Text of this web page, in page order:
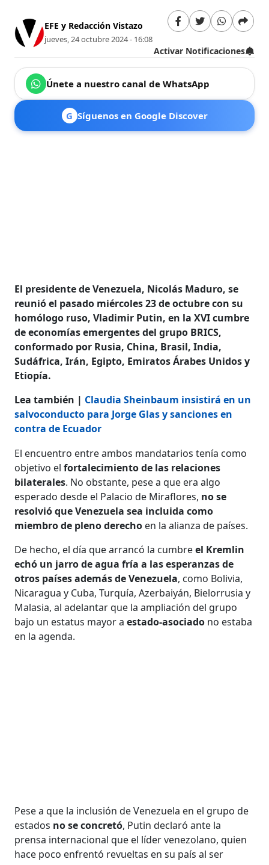
EFE y Redacción Vistazo
jueves, 24 octubre 2024 - 16:08
Activar Notificaciones
Únete a nuestro canal de WhatsApp
G Síguenos en Google Discover
El presidente de Venezuela, Nicolás Maduro, se
reunió el pasado miércoles 23 de octubre con su
homólogo ruso, Vladimir Putin, en la XVI cumbre
de economías emergentes del grupo BRICS,
conformado por Rusia, China, Brasil, India,
Sudáfrica, Irán, Egipto, Emiratos Árabes Unidos y
Etiopía.
Lea también | Claudia Sheinbaum insistirá en un
salvoconducto para Jorge Glas y sanciones en
contra de Ecuador
El encuentro entre ambos mandatarios tenía como
objetivo elfortalecimiento de las relaciones
bilaterales. No obstante, pese a que era algo
esperado desde el Palacio de Miraflores, no se
resolvió que Venezuela sea incluida como
miembro de pleno derecho en la alianza de países.
De hecho, el día que arrancó la cumbreel Kremlin
echó un jarro de agua fría a las esperanzas de
otros países además de Venezuela, como Bolivia,
Nicaragua y Cuba, Turquía, Azerbaiyán, Bielorrusia y
Malasia, al adelantar que la ampliación del grupo
bajo un estatus mayor aestado-asociado no estaba
en la agenda.
Pese a que la inclusión de Venezuela en el grupo de
estados no se concretó, Putin declaró ante la
prensa internacional que el líder venezolano, quien
hace poco enfrentó revueltas en su país al ser